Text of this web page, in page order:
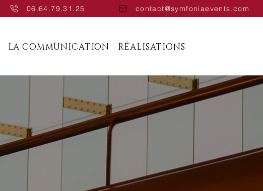
06.64.79.31.25 contact@symfoniaevents.com
LA COMMUNICATION RÉALISATIONS